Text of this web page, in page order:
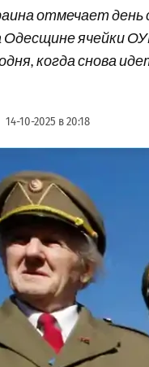
отмечает день
Одесщине ячейки
когда снова
14-10-2025 в 20:18